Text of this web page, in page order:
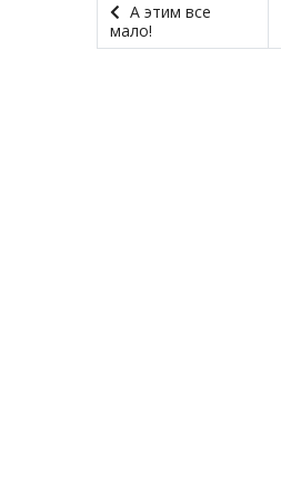
А этим все
мало!